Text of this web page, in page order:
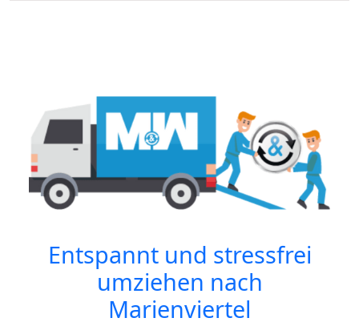
Entspannt und stressfrei
umziehen nach
Marienviertel